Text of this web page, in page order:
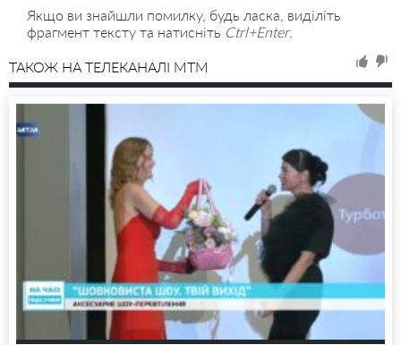
Якщо ви знайшли помилку, будь ласка, виділіть
фрагмент тексту та натисніть Ctrl+Enter.
ТАКОЖ НА ТЕЛЕКАНАЛІ MTM